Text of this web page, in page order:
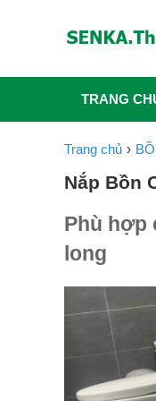
TRANG
Trang chủ
Nắp Bồn
Phù hợp
long